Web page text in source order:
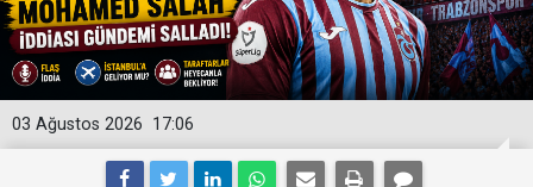
17:06
03 Ağustos 2026